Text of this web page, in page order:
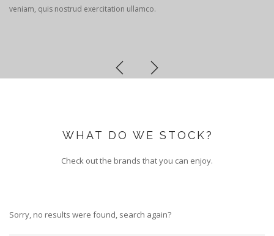
veniam, quis nostrud exercitation ullamco.
WHAT DO WE STOCK?
Check out the brands that you can enjoy.
Sorry, no results were found, search again?